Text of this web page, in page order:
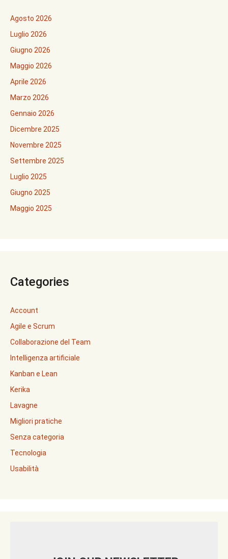
Agosto 2026
Luglio 2026
Giugno 2026
Maggio 2026
Aprile 2026
Marzo 2026
Gennaio 2026
Dicembre 2025
Novembre 2025
Settembre 2025
Luglio 2025
Giugno 2025
Maggio 2025
Categories
Account
Agile e Scrum
Collaborazione del Team
Intelligenza artificiale
Kanban e Lean
Kerika
Lavagne
Migliori pratiche
Senza categoria
Tecnologia
Usabilità